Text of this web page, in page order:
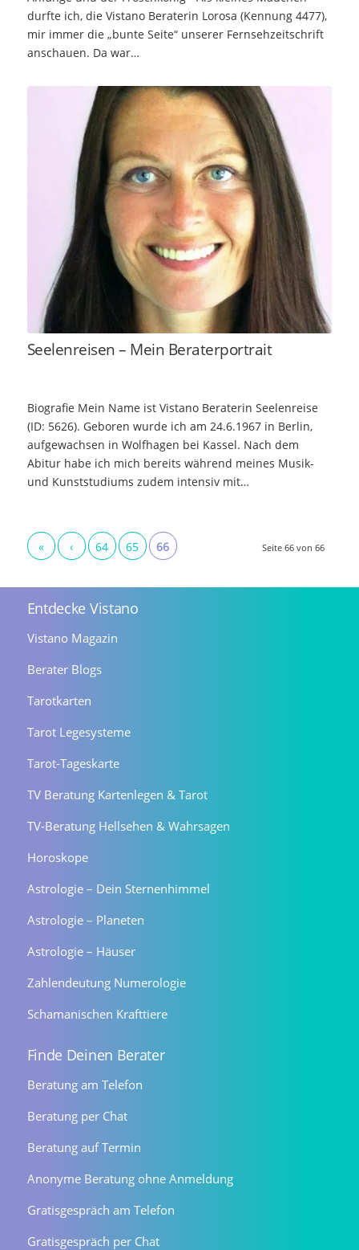
durfte ich, die Vistano Beraterin Lorosa (Kennung 4477),
mir immer die „bunte Seite“ unserer Fernsehzeitschrift
anschauen. Da war…
Seelenreisen – Mein Beraterportrait
Biografie Mein Name ist Vistano Beraterin Seelenreise
(ID: 5626). Geboren wurde ich am 24.6.1967 in Berlin,
aufgewachsen in Wolfhagen bei Kassel. Nach dem
Abitur habe ich mich bereits während meines Musik-
und Kunststudiums zudem intensiv mit…
Seite 66 von 66
« ‹ 64 65 66
Entdecke Vistano
Vistano Magazin
Berater Blogs
Tarotkarten
Tarot Legesysteme
Tarot-Tageskarte
TV Beratung Kartenlegen & Tarot
TV-Beratung Hellsehen & Wahrsagen
Horoskope
Astrologie – Dein Sternenhimmel
Astrologie – Planeten
Astrologie – Häuser
Zahlendeutung Numerologie
Schamanischen Krafttiere
Finde Deinen Berater
Beratung am Telefon
Beratung per Chat
Beratung auf Termin
Anonyme Beratung ohne Anmeldung
Gratisgespräch am Telefon
Gratisgespräch per Chat